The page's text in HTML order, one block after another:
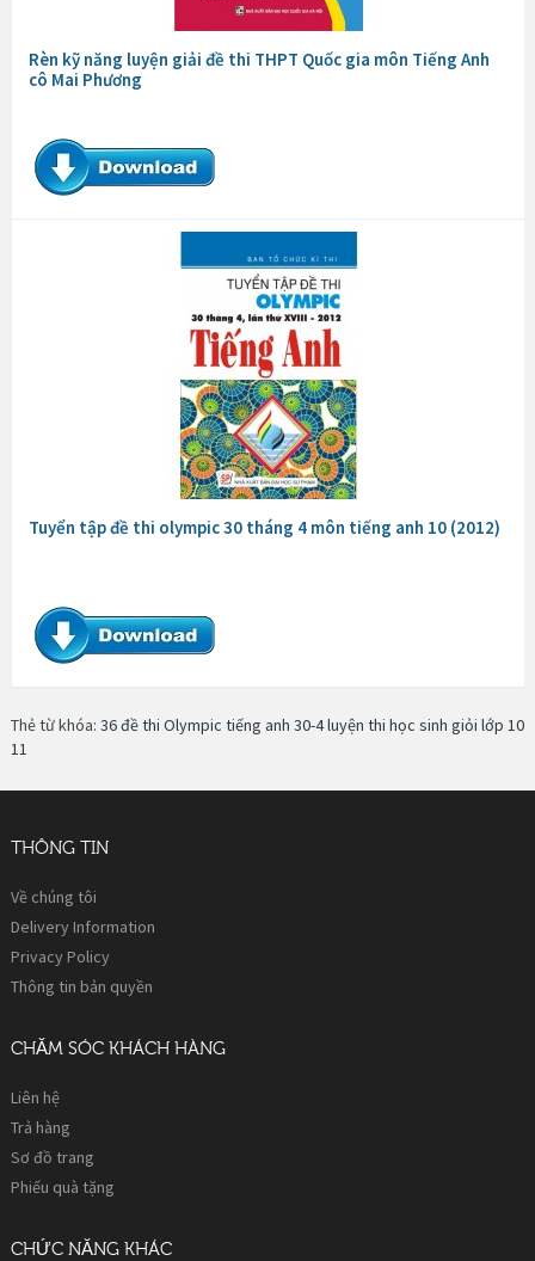
Rèn kỹ năng luyện giải đề thi THPT Quốc gia môn Tiếng Anh
cô Mai Phương
Tuyển tập đề thi olympic 30 tháng 4 môn tiếng anh 10 (2012)
Thẻ từ khóa: 36 đề thi Olympic tiếng anh 30-4 luyện thi học sinh giỏi lớp 10
11
THÔNG TIN
Về chúng tôi
Delivery Information
Privacy Policy
Thông tin bản quyền
CHĂM SÓC KHÁCH HÀNG
Liên hệ
Trả hàng
Sơ đồ trang
Phiếu quà tặng
CHỨC NĂNG KHÁC